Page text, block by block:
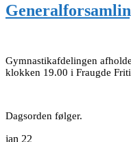
Gymnastikafdelingen
klokken 19.00 i Fraugde
Dagsorden følger.
jan 22